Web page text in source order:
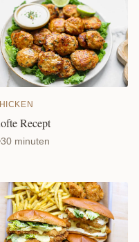
Recept
30 minuten